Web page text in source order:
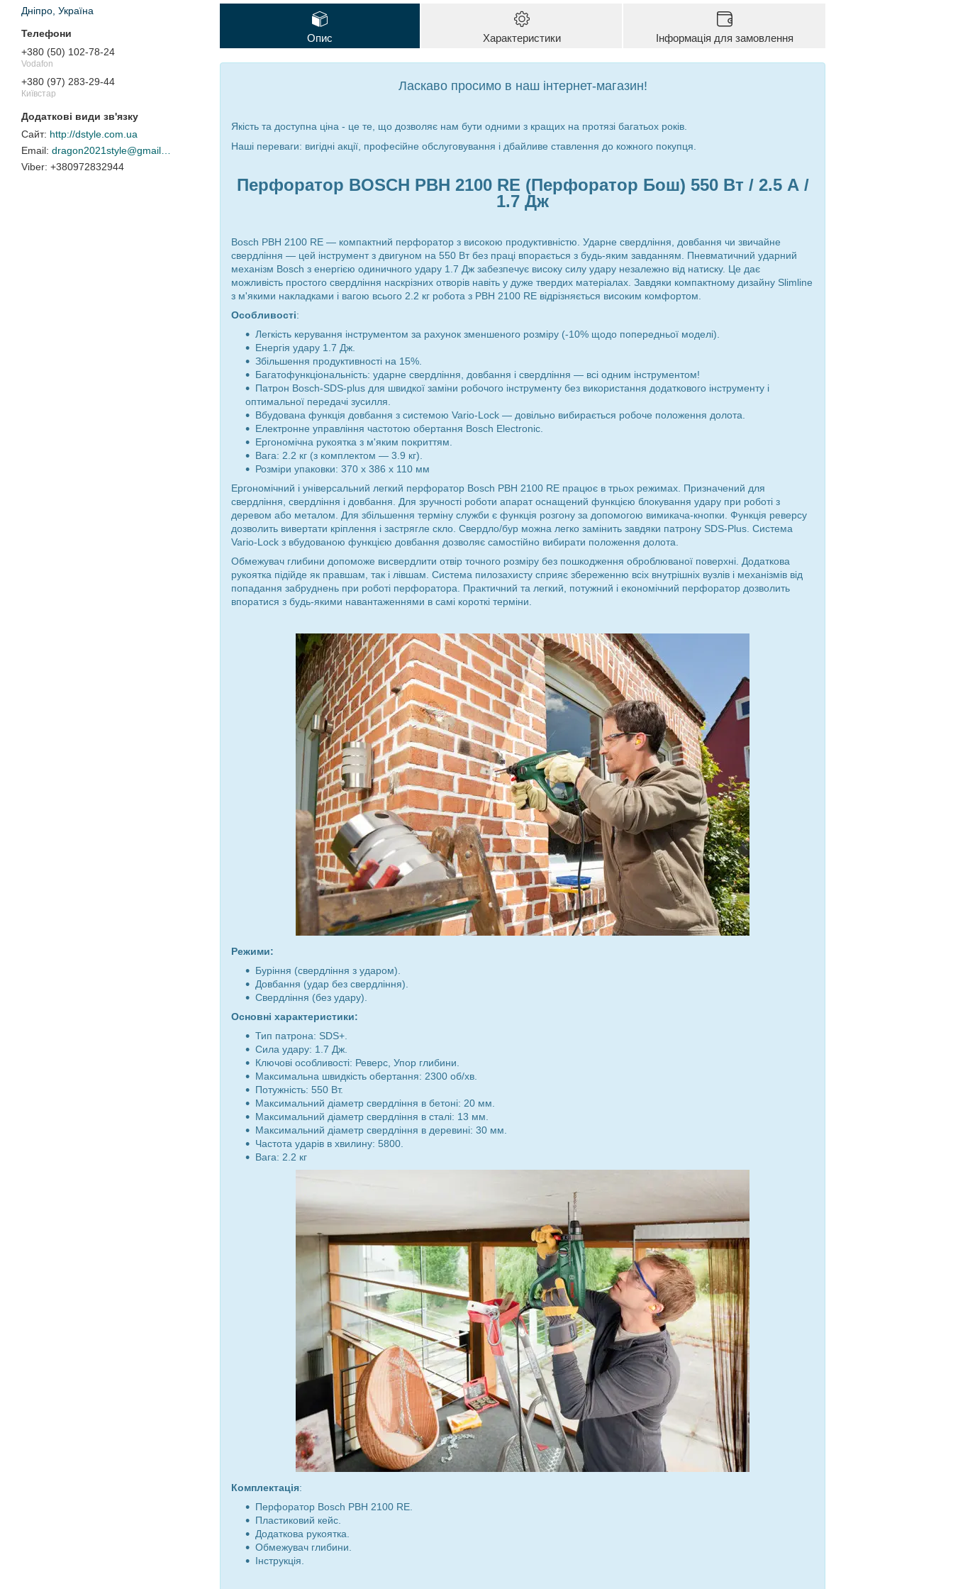
Дніпро, Україна
+380 (50) 102-78-24
Vodafon
+380 (97) 283-29-44
Київстар
http://dstyle.com.ua
+380972832944
Опис Характеристики Інформація для замовлення
Ласкаво просимо в наш інтернет-магазин!
Якість та доступна ціна - це те, що дозволяє нам бути одними з кращих на протязі багатьох років.
Наші переваги: вигідні акції, професійне обслуговування і дбайливе ставлення до кожного покупця.
Перфоратор BOSCH PBH 2100 RE (Перфоратор Бош) 550 Вт / 2.5 А /
1.7 Дж
Bosch PBH 2100 RE — компактний перфоратор з високою продуктивністю. Ударне свердління, довбання чи звичайне
свердління — цей інструмент з двигуном на 550 Вт без праці впорається з будь-яким завданням. Пневматичний ударний
механізм Bosch з енергією одиничного удару 1.7 Дж забезпечує високу силу удару незалежно від натиску. Це дає
можливість простого свердління наскрізних отворів навіть у дуже твердих матеріалах. Завдяки компактному дизайну Slimline
з м'якими накладками і вагою всього 2.2 кг робота з PBH 2100 RE відрізняється високим комфортом.
Особливості:
Легкість керування інструментом за рахунок зменшеного розміру (-10% щодо попередньої моделі).
Енергія удару 1.7 Дж.
Збільшення продуктивності на 15%.
Багатофункціональність: ударне свердління, довбання і свердління — всі одним інструментом!
Патрон Bosch-SDS-plus для швидкої заміни робочого інструменту без використання додаткового інструменту і
оптимальної передачі зусилля.
Вбудована функція довбання з системою Vario-Lock — довільно вибирається робоче положення долота.
Електронне управління частотою обертання Bosch Electronic.
Ергономічна рукоятка з м'яким покриттям.
Вага: 2.2 кг (з комплектом — 3.9 кг).
Розміри упаковки: 370 x 386 x 110 мм
Ергономічний і універсальний легкий перфоратор Bosch PBH 2100 RE працює в трьох режимах. Призначений для
свердління, свердління і довбання. Для зручності роботи апарат оснащений функцією блокування удару при роботі з
деревом або металом. Для збільшення терміну служби є функція розгону за допомогою вимикача-кнопки. Функція реверсу
дозволить вивертати кріплення і застрягле скло. Свердло/бур можна легко замінить завдяки патрону SDS-Plus. Система
Vario-Lock з вбудованою функцією довбання дозволяє самостійно вибирати положення долота.
Обмежувач глибини допоможе висвердлити отвір точного розміру без пошкодження оброблюваної поверхні. Додаткова
рукоятка підійде як правшам, так і лівшам. Система пилозахисту сприяє збереженню всіх внутрішніх вузлів і механізмів від
попадання забруднень при роботі перфоратора. Практичний та легкий, потужний і економічний перфоратор дозволить
впоратися з будь-якими навантаженнями в самі короткі терміни.
Режими:
Буріння (свердління з ударом).
Довбання (удар без свердління).
Свердління (без удару).
Основні характеристики:
Тип патрона: SDS+.
Сила удару: 1.7 Дж.
Ключові особливості: Реверс, Упор глибини.
Максимальна швидкість обертання: 2300 об/хв.
Потужність: 550 Вт.
Максимальний діаметр свердління в бетоні: 20 мм.
Максимальний діаметр свердління в сталі: 13 мм.
Максимальний діаметр свердління в деревині: 30 мм.
Частота ударів в хвилину: 5800.
Вага: 2.2 кг
Комплектація:
Перфоратор Bosch PBH 2100 RE.
Пластиковий кейс.
Додаткова рукоятка.
Обмежувач глибини.
Інструкція.